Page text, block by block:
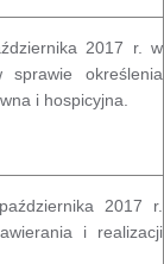
2017 r. w
sprawie określenia
i hospicyjna.
2017 r.
i realizacji